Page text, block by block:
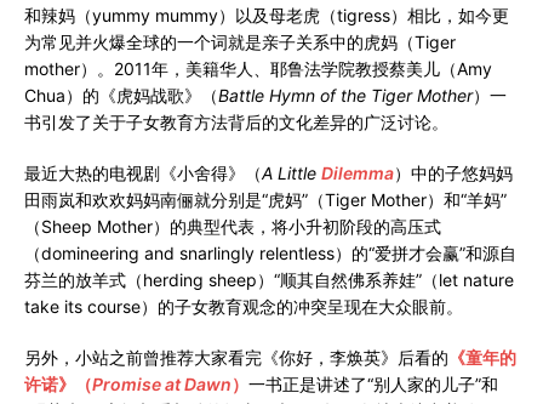
和辣妈（yummy mummy）以及母老虎（tigress）相比，如今更
为常见并火爆全球的一个词就是亲子关系中的虎妈（Tiger
mother）。2011年，美籍华人、耶鲁法学院教授蔡美儿（Amy
Chua）的《虎妈战歌》（Battle Hymn of the Tiger Mother）一
书引发了关于子女教育方法背后的文化差异的广泛讨论。
最近大热的电视剧《小舍得》（A Little Dilemma）中的子悠妈妈
田雨岚和欢欢妈妈南俪就分别是“虎妈”（Tiger Mother）和“羊妈”
（Sheep Mother）的典型代表，将小升初阶段的高压式
（domineering and snarlingly relentless）的“爱拼才会赢”和源自
芬兰的放羊式（herding sheep）“顺其自然佛系养娃”（let nature
take its course）的子女教育观念的冲突呈现在大众眼前。
另外，小站之前曾推荐大家看完《你好，李焕英》后看的 《童年的
许诺》（Promise at Dawn） 一书正是讲述了“别人家的儿子”和